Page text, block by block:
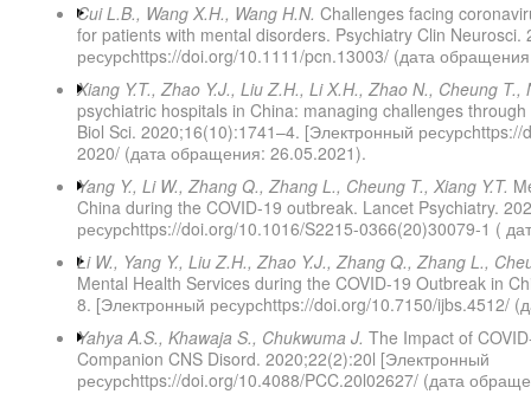
Cui L.B., Wang X.H., Wang H.N. Challenges facing
for patients with mental disorders. Psychiatry Clin Neurosci.
ресурсhttps://doi.org/10.1111/pcn.13003/ (дата
Xiang Y.T., Zhao Y.J., Liu Z.H., Li X.H., Zhao N., Cheung T.,
psychiatric hospitals in China: managing challenges
Biol Sci. 2020;16(10):1741–4. [Электронный
2020/ (дата обращения: 26.05.2021).
Yang Y., Li W., Zhang Q., Zhang L., Cheung T., Xiang Y.T.
China during the COVID-19 outbreak. Lancet Psychiatry.
ресурсhttps://doi.org/10.1016/S2215-0366(20)30079-1 (
Li W., Yang Y., Liu Z.H., Zhao Y.J., Zhang Q., Zhang L.,
Mental Health Services during the COVID-19 Outbreak in
8. [Электронный ресурсhttps://doi.org/10.7150/ijbs.4512/
Yahya A.S., Khawaja S., Chukwuma J. The Impact of
Companion CNS Disord. 2020;22(2):20l [Электронный
ресурсhttps://doi.org/10.4088/PCC.20l02627/ (дата